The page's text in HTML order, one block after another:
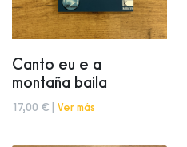
Canto eu e a
montaña baila
17,00 € | Ver más